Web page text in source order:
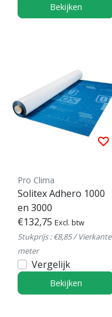
Bekijken
Pro Clima
Solitex Adhero 1000
en 3000
€132,75 Excl. btw
Stukprijs : €8,85 / Vierkante
meter
Vergelijk
Bekijken